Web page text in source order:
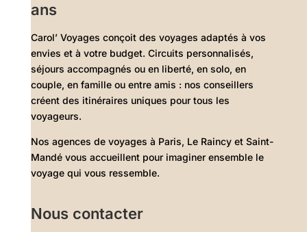
ans
Carol’ Voyages conçoit des voyages adaptés à vos
envies et à votre budget. Circuits personnalisés,
séjours accompagnés ou en liberté, en solo, en
couple, en famille ou entre amis : nos conseillers
créent des itinéraires uniques pour tous les
voyageurs.
Nos agences de voyages à Paris, Le Raincy et Saint-
Mandé vous accueillent pour imaginer ensemble le
voyage qui vous ressemble.
Nous contacter